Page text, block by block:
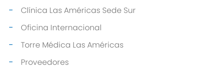
Clínica Las Américas Sede Sur
Oficina Internacional
Torre Médica Las Américas
Proveedores